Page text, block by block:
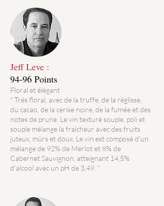
Jeff Leve :
94-96 Points
Floral et élégant
" Très floral, avec de la truffe, de la réglisse,
du cacao, de la cerise noire, de la fumée et des
notes de prune. Le vin texturé souple, poli et
souple mélange la fraîcheur avec des fruits
juteux, mûrs et doux. Le vin est composé d’un
mélange de 92% de Merlot et 8% de
Cabernet Sauvignon, atteignant 14,5%
d’alcool avec un pH de 3,49. "